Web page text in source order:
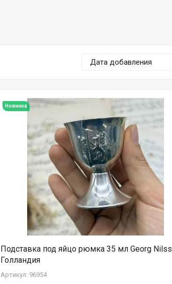
Дата добавления
Новинка
Подставка под яйцо рюмка 35 мл Georg
Голландия
Артикул: 96954